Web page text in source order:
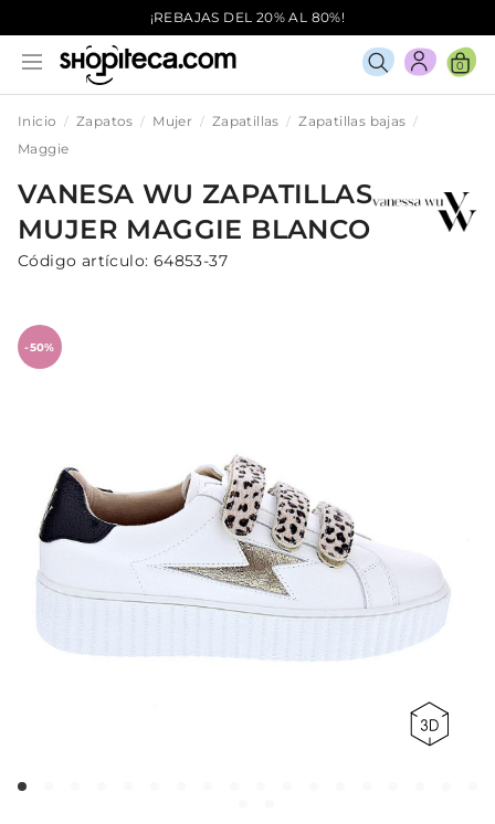
¡REBAJAS DEL 20% AL 80%!
0
Inicio Zapatos Mujer Zapatillas
Zapatillas bajas
Maggie
VANESA WU ZAPATILLAS
MUJER MAGGIE BLANCO
Código artículo: 64853-37
-50%